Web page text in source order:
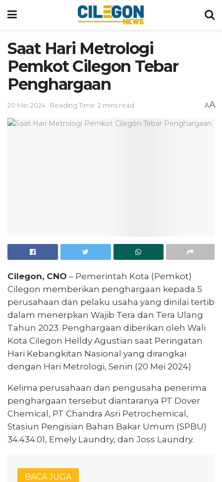
Saat Hari Metrologi
Pemkot Cilegon Tebar
Penghargaan
20 Mei 2024 Reading Time: 2 mins read AA
Cilegon, CNO – Pemerintah Kota (Pemkot)
Cilegon memberikan penghargaan kepada 5
perusahaan dan pelaku usaha yang dinilai tertib
dalam menerpkan Wajib Tera dan Tera Ulang
Tahun 2023. Penghargaan diberikan oleh Wali
Kota Cilegon Helldy Agustian saat Peringatan
Hari Kebangkitan Nasional yang dirangkai
dengan Hari Metrologi, Senin (20 Mei 2024)
Kelima perusahaan dan pengusaha penerima
penghargaan tersebut diantaranya PT Dover
Chemical, PT Chandra Asri Petrochemical,
Stasiun Pengisian Bahan Bakar Umum (SPBU)
34.434.01, Emely Laundry, dan Joss Laundry.
BACA JUGA